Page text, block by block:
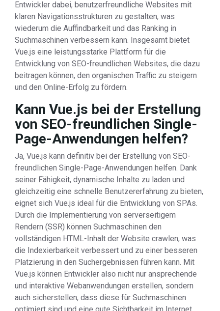
Entwickler dabei, benutzerfreundliche Websites mit
klaren Navigationsstrukturen zu gestalten, was
wiederum die Auffindbarkeit und das Ranking in
Suchmaschinen verbessern kann. Insgesamt bietet
Vue.js eine leistungsstarke Plattform für die
Entwicklung von SEO-freundlichen Websites, die dazu
beitragen können, den organischen Traffic zu steigern
und den Online-Erfolg zu fördern.
Kann Vue.js bei der Erstellung
von SEO-freundlichen Single-
Page-Anwendungen helfen?
Ja, Vue.js kann definitiv bei der Erstellung von SEO-
freundlichen Single-Page-Anwendungen helfen. Dank
seiner Fähigkeit, dynamische Inhalte zu laden und
gleichzeitig eine schnelle Benutzererfahrung zu bieten,
eignet sich Vue.js ideal für die Entwicklung von SPAs.
Durch die Implementierung von serverseitigem
Rendern (SSR) können Suchmaschinen den
vollständigen HTML-Inhalt der Website crawlen, was
die Indexierbarkeit verbessert und zu einer besseren
Platzierung in den Suchergebnissen führen kann. Mit
Vue.js können Entwickler also nicht nur ansprechende
und interaktive Webanwendungen erstellen, sondern
auch sicherstellen, dass diese für Suchmaschinen